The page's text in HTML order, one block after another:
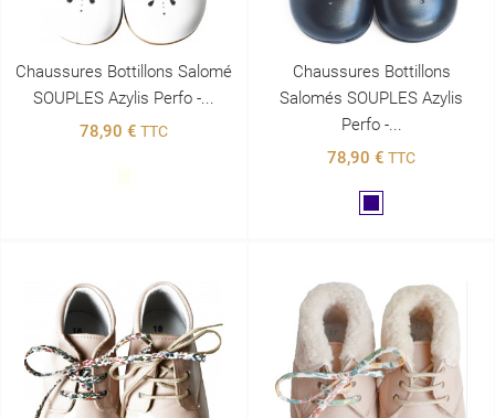
Chaussures Bottillons Salomé
SOUPLES Azylis Perfo -...
78,90 € TTC
Chaussures Bottillons
Salomés SOUPLES Azylis
Perfo -...
78,90 € TTC